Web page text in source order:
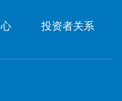
投资者关系